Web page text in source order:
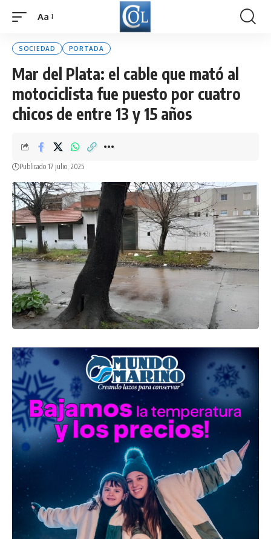
Font
Aa
SOCIEDAD PORTADA
Mar del Plata: el cable que mató al
motociclista fue puesto por cuatro
chicos de entre 13 y 15 años
Publicado 17 julio, 2025